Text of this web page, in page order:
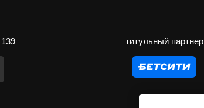
титульный партнер